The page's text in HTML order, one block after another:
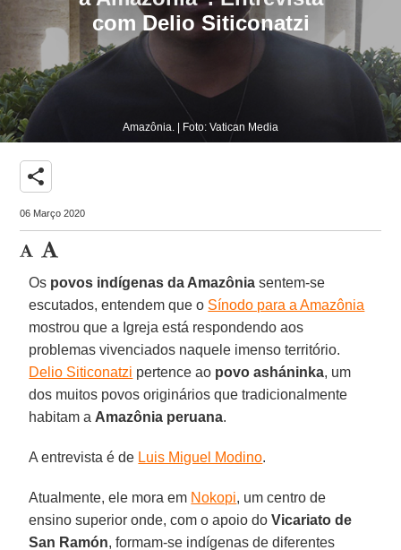
com Delio Siticonatzi
Amazônia. | Foto: Vatican Media
share
06 Março 2020
Os povos indígenas da Amazônia sentem-se
escutados, entendem que o Sínodo para a Amazônia
mostrou que a Igreja está respondendo aos
problemas vivenciados naquele imenso território.
Delio Siticonatzi pertence ao povo asháninka, um
dos muitos povos originários que tradicionalmente
habitam a Amazônia peruana.
A entrevista é de Luis Miguel Modino.
Atualmente, ele mora em Nokopi, um centro de
ensino superior onde, com o apoio doVicariato de
San Ramón, formam-se indígenas de diferentes